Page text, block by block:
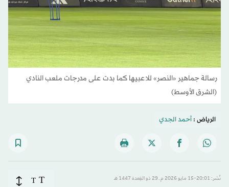
رسالة جماهير «النصر» للاعبيها كما بدت على مدرجات ملعب النادي
(الشرق الأوسط)
الرياض :أحمد الجدي
نُشر: 20:01-15 مايو 2026 م ـ 29 ذو القِعدة 1447 هـ T
T